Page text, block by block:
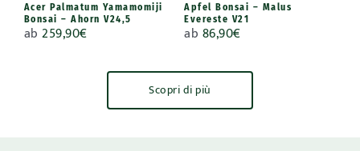
Acer Palmatum Yamamomiji
Bonsai – Ahorn V24,5
ab259,90€
Apfel Bonsai – Malus
Evereste V21
ab 86,90€
Scopri di più